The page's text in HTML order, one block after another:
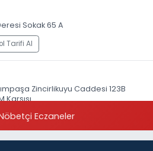
Sokak 65 A
Tarifi Al
Zincirlikuyu Caddesi 123B
Karşısı
Tarifi AlEczaneler